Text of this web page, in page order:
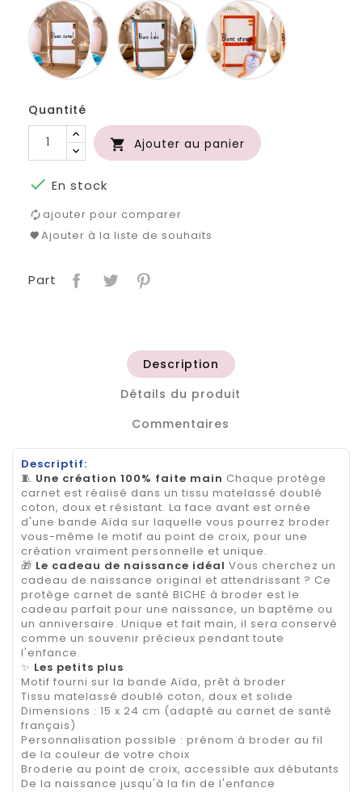
Blanc
camel
Blanc
kaki
Quantité
 Ajouter au panier
 En stock
ajouter pour comparer
Ajouter à la liste de souhaits
Part
Description
Détails du produit
Commentaires
Descriptif:
🧵 Une création 100% faite main Chaque protège
carnet est réalisé dans un tissu matelassé doublé
coton, doux et résistant. La face avant est ornée
d'une bande Aïda sur laquelle vous pourrez broder
vous-même le motif au point de croix, pour une
création vraiment personnelle et unique.
🎁 Le cadeau de naissance idéal Vous cherchez un
cadeau de naissance original et attendrissant ? Ce
protège carnet de santé BICHE à broder est le
cadeau parfait pour une naissance, un baptême ou
un anniversaire. Unique et fait main, il sera conservé
comme un souvenir précieux pendant toute
l'enfance.
✨ Les petits plus
Motif fourni sur la bande Aïda, prêt à broder
Tissu matelassé doublé coton, doux et solide
Dimensions : 15 x 24 cm (adapté au carnet de santé
français)
Personnalisation possible : prénom à broder au fil
de la couleur de votre choix
Broderie au point de croix, accessible aux débutants
De la naissance jusqu'à la fin de l'enfance